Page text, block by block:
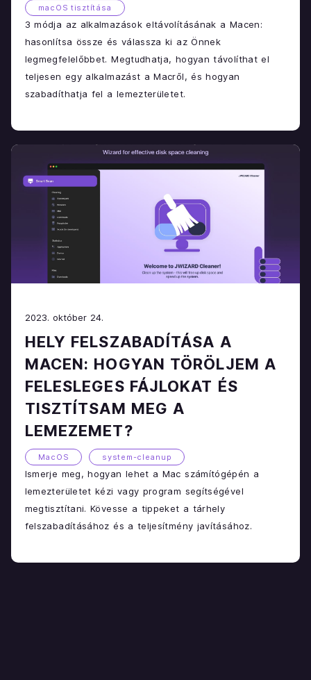
macOS tisztítása
3 módja az alkalmazások eltávolításának a Macen:
hasonlítsa össze és válassza ki az Önnek
legmegfelelőbbet. Megtudhatja, hogyan távolíthat el
teljesen egy alkalmazást a Macről, és hogyan
szabadíthatja fel a lemezterületet.
2023. október 24.
HELY FELSZABADÍTÁSA A
MACEN: HOGYAN TÖRÖLJEM A
FELESLEGES FÁJLOKAT ÉS
TISZTÍTSAM MEG A
LEMEZEMET?
MacOS system-cleanup
Ismerje meg, hogyan lehet a Mac számítógépén a
lemezterületet kézi vagy program segítségével
megtisztítani. Kövesse a tippeket a tárhely
felszabadításához és a teljesítmény javításához.